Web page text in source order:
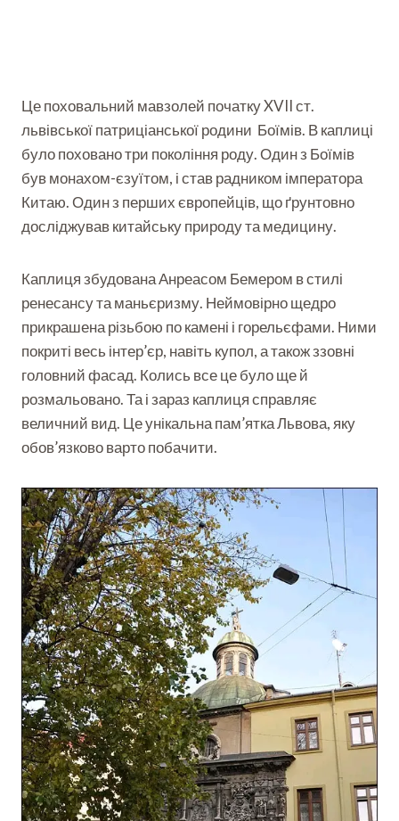
Це поховальний мавзолей початку XVII ст.
львівської патриціанської родини Боїмів. В каплиці
було поховано три покоління роду. Один з Боїмів
був монахом-єзуїтом, і став радником імператора
Китаю. Один з перших європейців, що ґрунтовно
досліджував китайську природу та медицину.
Каплиця збудована Анреасом Бемером в стилі
ренесансу та маньєризму. Неймовірно щедро
прикрашена різьбою по камені і горельєфами. Ними
покриті весь інтер’єр, навіть купол, а також ззовні
головний фасад. Колись все це було ще й
розмальовано. Та і зараз каплиця справляє
величний вид. Це унікальна пам’ятка Львова, яку
обов’язково варто побачити.